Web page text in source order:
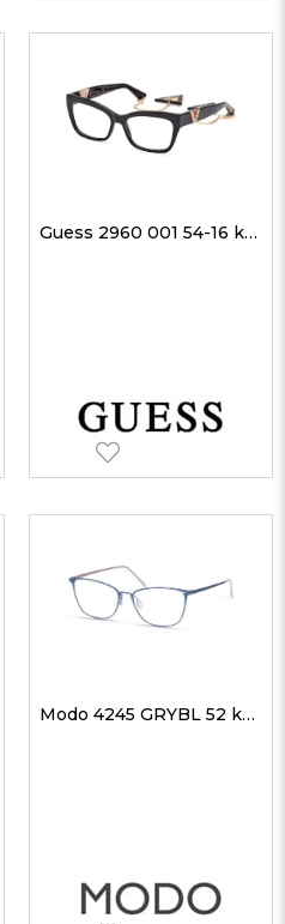
Guess 2960 001 54-16 kadın Optik Gözlükler
Modo 4245 GRYBL 52 kadın Optik Gözlükler